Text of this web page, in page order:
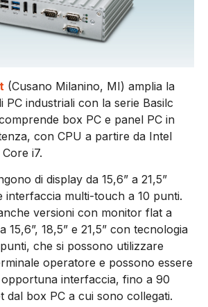
(Cusano Milanino, MI) amplia la
PC industriali con la serie Basilc
box PC e panel PC in
con CPU a partire da Intel
i7.
di display da 15,6” a 21,5”
interfaccia multi-touch a 10 punti.
versioni con monitor flat a
15,6”, 18,5” e 21,5” con tecnologia
che si possono utilizzare
operatore e possono essere
interfaccia, fino a 90
dal box PC a cui sono collegati.